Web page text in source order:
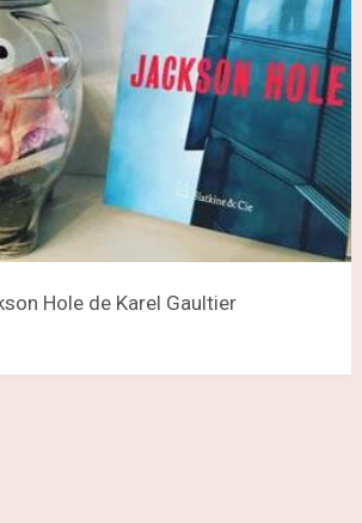
Hole de Karel Gaultier